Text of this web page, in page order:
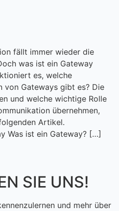
fällt immer wieder die
was ist ein Gateway
es, welche
von Gateways gibt es? Die
und welche wichtige Rolle
übernehmen,
Artikel.
Was ist ein Gateway? […]
SIE UNS!
und mehr über